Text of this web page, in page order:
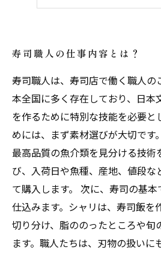
寿司職人の仕事内容とは？
寿司職人は、寿司店で働く職人の
本全国に多く存在しており、日本
を作るために特別な技能を必要と
めには、まず素材選びが大切です
最高品質の魚介類を見分ける技術
び、入荷日や魚種、産地、値段な
て購入します。 次に、寿司の基
仕込みます。シャリは、寿司飯を
切り分け、脂ののったところや旬
ます。職人たちは、刃物の扱いに